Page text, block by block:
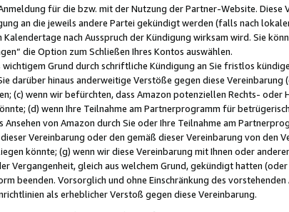
für die bzw. mit der Nutzung der Partner-Website. Diese
an die jeweils andere Partei gekündigt werden (falls nach
nach Ausspruch der Kündigung wirksam wird. Sie
die Option zum Schließen Ihres Kontos auswählen.
Grund durch schriftliche Kündigung an Sie fristlos
darüber hinaus anderweitige Verstöße gegen diese
(c) wenn wir befürchten, dass Amazon potenziellen Rechts-
(d) wenn Ihre Teilnahme am Partnerprogramm für
Ansehen von Amazon durch Sie oder Ihre Teilnahme am
Vereinbarung oder den gemäß dieser Vereinbarung von
könnte; (g) wenn wir diese Vereinbarung mit Ihnen oder
Vergangenheit, gleich aus welchem Grund, gekündigt hatten
beenden. Vorsorglich und ohne Einschränkung des
als erheblicher Verstoß gegen diese Vereinbarung.